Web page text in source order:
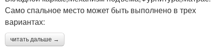
Само спальное место может быть выполнено в трех
вариантах:
читать дальше →